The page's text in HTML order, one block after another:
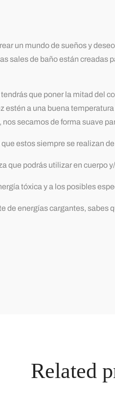
un mundo de sueños y
sales de baño están
que poner la mitad del
estén a una buena
secamos de forma suave
estos siempre se realizan
que podrás utilizar en cuerpo
tóxica y a los posibles
de energías cargantes,
Related